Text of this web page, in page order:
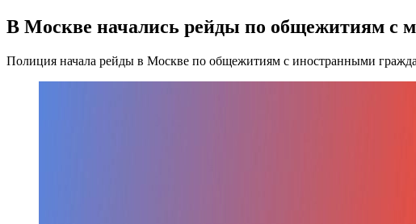
В Москве начались рейды по общежитиям с
Полиция начала рейды в Москве по общежитиям с иностранными